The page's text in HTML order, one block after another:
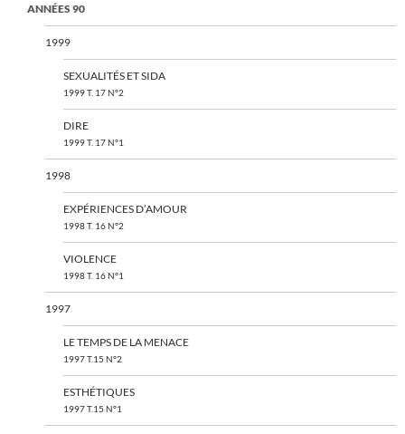
ANNÉES 90
1999
SEXUALITÉS ET SIDA
1999 T. 17 N°2
DIRE
1999 T. 17 N°1
1998
EXPÉRIENCES D’AMOUR
1998 T. 16 N°2
VIOLENCE
1998 T. 16 N°1
1997
LE TEMPS DE LA MENACE
1997 T.15 N°2
ESTHÉTIQUES
1997 T.15 N°1